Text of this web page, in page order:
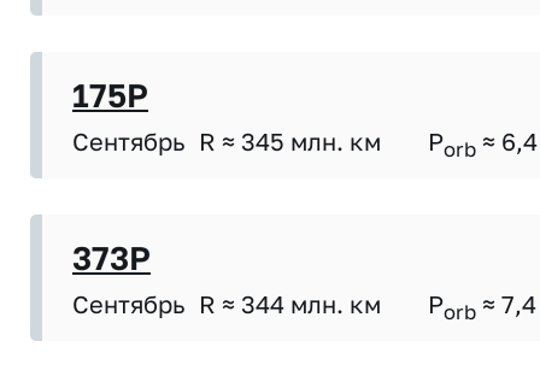
175P
Сентябрь R ≈ 345 млн. км Porb ≈ 6,4
373P
Сентябрь R ≈ 344 млн. км Porb ≈ 7,4